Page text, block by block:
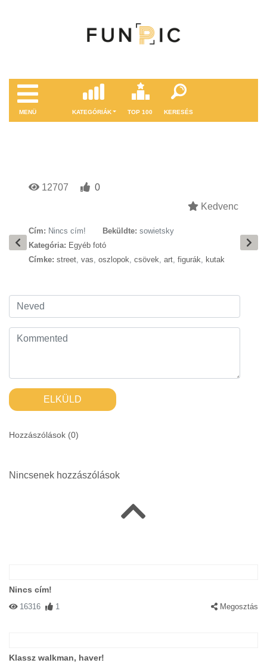
MENÜ KATEGÓRIÁK TOP 100 KERESÉS
12707
0
Kedvenc
Cím: Nincs cím! Beküldte: sowietsky
Kategória: Egyéb fotó
Címke: street, vas, oszlopok, csövek, art, figurák, kutak
ELKÜLD
Hozzászólások (0)
Nincsenek hozzászólások
Nincs cím!
16316 1 Megosztás
Klassz walkman, haver!